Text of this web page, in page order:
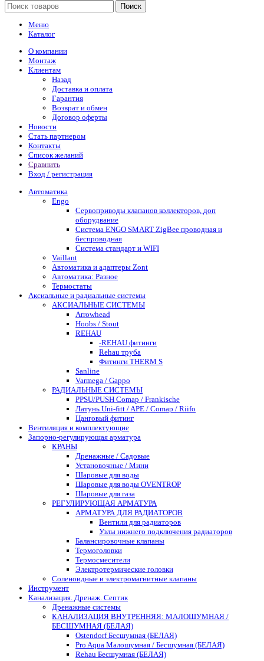
Поиск
Меню
Каталог
О компании
Монтаж
Клиентам
Назад
Доставка и оплата
Гарантия
Возврат и обмен
Договор оферты
Новости
Стать партнером
Контакты
Список желаний
Сравнить
Вход / регистрация
Автоматика
Engo
Сервоприводы клапанов коллекторов, доп
оборудвание
Система ENGO SMART ZigBee проводная и
беспроводная
Система стандарт и WIFI
Vaillant
Автоматика и адаптеры Zont
Автоматика: Разное
Термостаты
Аксиальные и радиальные системы
АКСИАЛЬНЫЕ СИСТЕМЫ
Arrowhead
Hoobs / Stout
REHAU
-REHAU фитинги
Rehau труба
Фитинги THERM S
Sanline
Varmega / Gappo
РАДИАЛЬНЫЕ СИСТЕМЫ
PPSU/PUSH Comap / Frankische
Латунь Uni-fitt / APE / Comap / Riifo
Цанговый фитинг
Вентиляция и комплектующие
Запорно-регулирующая арматура
КРАНЫ
Дренажные / Садовые
Установочные / Мини
Шаровые для воды
Шаровые для воды OVENTROP
Шаровые для газа
РЕГУЛИРУЮЩАЯ АРМАТУРА
АРМАТУРА ДЛЯ РАДИАТОРОВ
Вентили для радиаторов
Узлы нижнего подключения радиаторов
Балансировочные клапаны
Термоголовки
Термосмесители
Электротермические головки
Соленоидные и электромагнитные клапаны
Инструмент
Канализация. Дренаж. Септик
Дренажные системы
КАНАЛИЗАЦИЯ ВНУТРЕННЯЯ: МАЛОШУМНАЯ /
БЕСШУМНАЯ (БЕЛАЯ)
Ostendorf Бесшумная (БЕЛАЯ)
Pro Aqua Малошумная / Бесшумная (БЕЛАЯ)
Rehau Бесшумная (БЕЛАЯ)